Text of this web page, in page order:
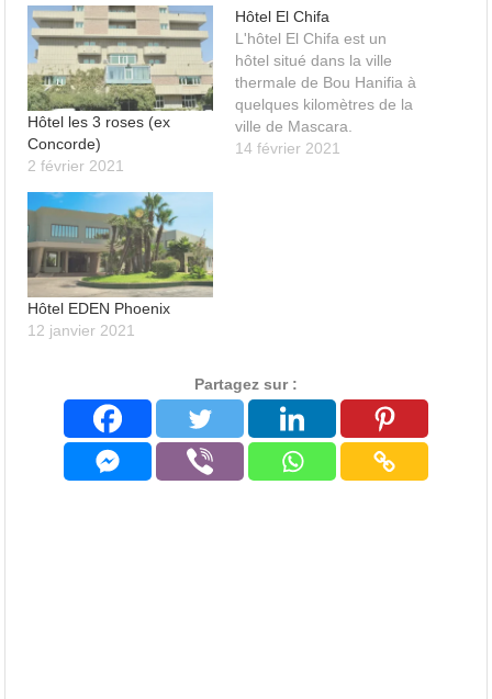
Hôtel les 3 roses (ex
Concorde)
2 février 2021
Hôtel El Chifa
L'hôtel El Chifa est un
hôtel situé dans la ville
thermale de Bou Hanifia à
quelques kilomètres de la
ville de Mascara.
14 février 2021
Hôtel EDEN Phoenix
12 janvier 2021
Partagez sur :